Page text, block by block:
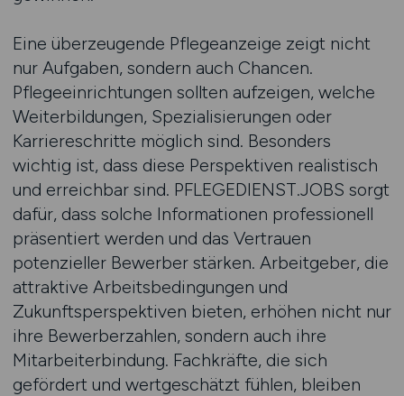
Eine überzeugende Pflegeanzeige zeigt nicht
nur Aufgaben, sondern auch Chancen.
Pflegeeinrichtungen sollten aufzeigen, welche
Weiterbildungen, Spezialisierungen oder
Karriereschritte möglich sind. Besonders
wichtig ist, dass diese Perspektiven realistisch
und erreichbar sind. PFLEGEDIENST.JOBS sorgt
dafür, dass solche Informationen professionell
präsentiert werden und das Vertrauen
potenzieller Bewerber stärken. Arbeitgeber, die
attraktive Arbeitsbedingungen und
Zukunftsperspektiven bieten, erhöhen nicht nur
ihre Bewerberzahlen, sondern auch ihre
Mitarbeiterbindung. Fachkräfte, die sich
gefördert und wertgeschätzt fühlen, bleiben